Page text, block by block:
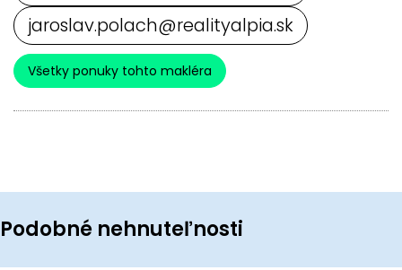
jaroslav.polach@realityalpia.sk
Všetky ponuky tohto makléra
Podobné nehnuteľnosti